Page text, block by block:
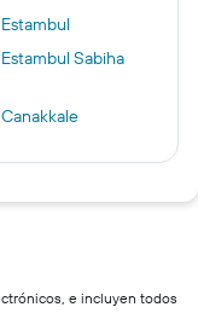
Sabiha
e incluyen todos